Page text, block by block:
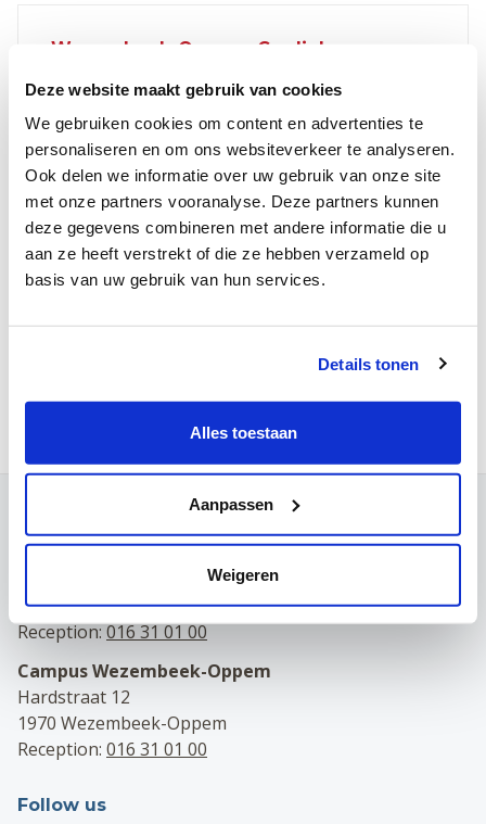
Deze website maakt gebruik van cookies
We gebruiken cookies om content en advertenties te
personaliseren en om ons websiteverkeer te analyseren.
Ook delen we informatie over uw gebruik van onze site
met onze partners vooranalyse. Deze partners kunnen
deze gegevens combineren met andere informatie die u
aan ze heeft verstrekt of die ze hebben verzameld op
basis van uw gebruik van hun services.
Details tonen
Alles toestaan
Aanpassen
Weigeren
Wezembeek-Oppem: Cardiology
Morning Noon
Monday
Tuesday
Wednesday
Thursday
Friday
Saturday
Campus Leuven
Maria Theresiastraat 63 A
3000 Leuven
Reception:016 31 01 00
Campus Wezembeek-Oppem
Hardstraat 12
1970 Wezembeek-Oppem
Reception: 016 31 01 00
Follow us